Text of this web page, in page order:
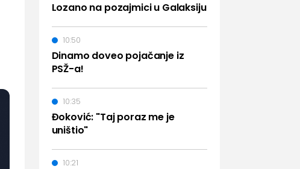
Lozano na pozajmici u Galaksiju
Dinamo doveo pojačanje iz
PSŽ-a!
10:50
Đoković: "Taj poraz me je
uništio"
10:35
10:21